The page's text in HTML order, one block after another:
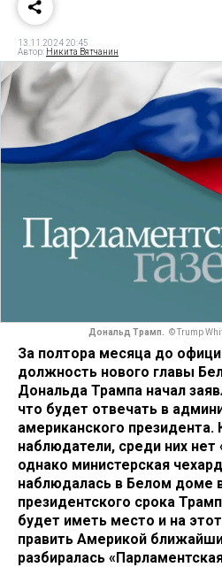
13.11.2024 20:45
Автор: Никита Вятчанин
Дональд Трамп. © Trump
За полтора месяца до
должность нового главы
Дональда Трампа начал
что будет отвечать в
американского президента.
наблюдатели, среди них нет
однако министерская
наблюдалась в Белом доме
президентского срока
будет иметь место и на
править Америкой
разбиралась